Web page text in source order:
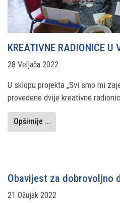
KREATIVNE RADIONICE U
28 Veljača 2022
U sklopu projekta „Svi smo mi
provedene dvije kreativne
Opširnije …
Obavijest za dobrovoljno
21 Ožujak 2022